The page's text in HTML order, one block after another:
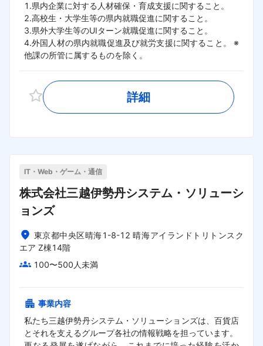
1.県内企業に対する人材確保・育成支援に関すること。
2.高校生・大学生等の県内就職促進に関すること。
3.県外大学生等のUIターン就職促進に関すること。
4.外国人材の県内就職促進及び就労支援に関すること。 ※
他課の所管に属するものを除く。
詳細
IT・Web・ゲーム・通信
株式会社三越伊勢丹システム・ソリューシ
ョンズ
東京都中央区晴海1-8-12 晴海アイランドトリトンスク
エア Z棟14階
100〜500人未満
事業内容
私たち三越伊勢丹システム・ソリューションズは、百貨店
とそれを支えるグループ各社の情報戦略を担っています。